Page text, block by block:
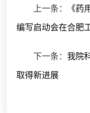
上一条：
《药
编写启动会在合肥
下一条：我院
取得新进展